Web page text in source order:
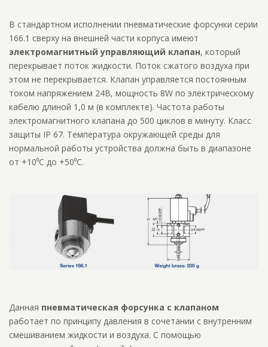
В стандартном исполнении пневматические форсунки серии
166.1 сверху на внешней части корпуса имеют
электромагнитный управляющий клапан, который
перекрывает поток жидкости. Поток сжатого воздуха при
этом не перекрывается. Клапан управляется постоянным
током напряжением 24В, мощность 8W по электрическому
кабелю длиной 1,0 м (в комплекте). Частота работы
электромагнитного клапана до 500 циклов в минуту. Класс
защиты IP 67. Температура окружающей среды для
нормальной работы устройства должна быть в диапазоне
от +10⁰С до +50⁰С.
Данная пневматическая форсунка с клапаном
работает по принципу давления в сочетании с внутренним
смешиванием жидкости и воздуха. С помощью